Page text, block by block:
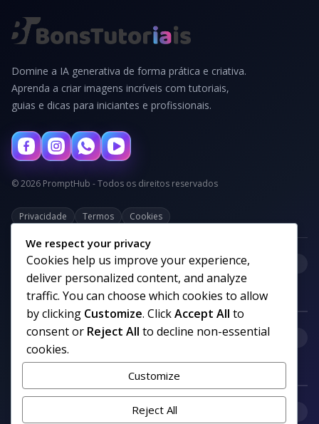
Domine a IA generativa de forma prática e criativa.
Aprenda a criar imagens incríveis com tutoriais,
guias e dicas para iniciantes e profissionais.
© 2026 PromptHub - Todos os direitos reservados
Privacidade Termos Cookies
Categorias
Links uteis
We respect your privacy
Cookies help us improve your experience,
deliver personalized content, and analyze
traffic. You can choose which cookies to allow
by clicking Customize. ClickAccept All to
consent or Reject All to decline non-essential
cookies.
Customize
Reject All